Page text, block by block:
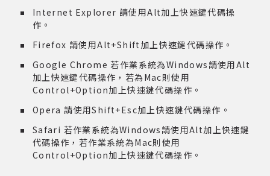
Internet Explorer 請使用Alt加上快速鍵代碼操
作。
Firefox 請使用Alt+Shift加上快速鍵代碼操作。
Google Chrome 若作業系統為Windows請使用Alt
加上快速鍵代碼操作，若為Mac則使用
Control+Option加上快速鍵代碼操作。
Opera 請使用Shift+Esc加上快速鍵代碼操作。
Safari 若作業系統為Windows請使用Alt加上快速鍵
代碼操作，若作業系統為Mac則使用
Control+Option加上快速鍵代碼操作。
曲目統計表
臺北流行音樂中心
隱私權保護政策
著作權及免責聲明